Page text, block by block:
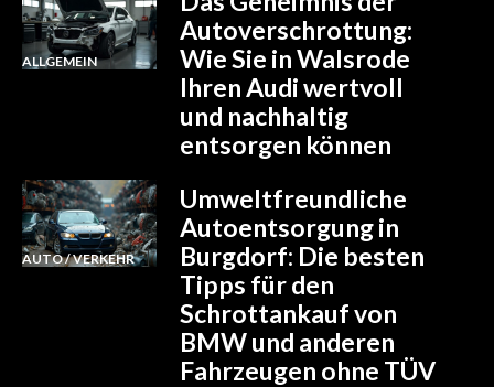
ALLGEMEIN
Autoverschrottung:
Wie Sie in Walsrode
Ihren Audi wertvoll
und nachhaltig
entsorgen können
AUTO / VERKEHR
Umweltfreundliche
Autoentsorgung in
Burgdorf: Die besten
Tipps für den
Schrottankauf von
BMW und anderen
Fahrzeugen ohne TÜV